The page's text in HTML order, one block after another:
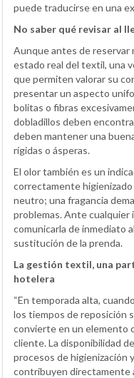
puede traducirse en una
No saber qué revisar al
Aunque antes de reservar
estado real del textil, una
que permiten valorar su
presentar un aspecto
bolitas o fibras
dobladillos deben
deben mantener una
rígidas o ásperas.
El olor también es un
correctamente
neutro; una fragancia
problemas. Ante cualquier
comunicarla de inmediato
sustitución de la prenda.
La gestión textil, una
hotelera
“En temporada alta,
los tiempos de reposición
convierte en un elemento
cliente. La disponibilidad
procesos de higienización
contribuyen directamente